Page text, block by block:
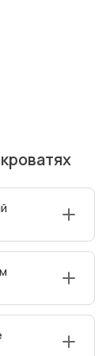
на
циклов
место